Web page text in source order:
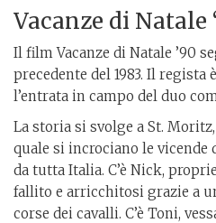
Vacanze di Natale
Il film Vacanze di Natale ’90
precedente del 1983. Il regista
l’entrata in campo del duo
La storia si svolge a St.
quale si incrociano le
da tutta Italia. C’è Nick,
fallito e arricchitosi grazie a
corse dei cavalli. C’è Toni,